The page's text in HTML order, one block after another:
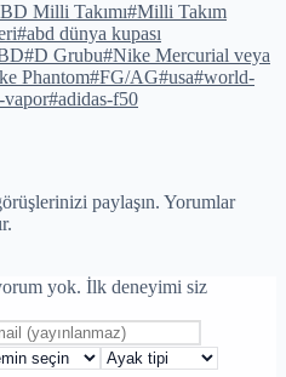
Milli Takımı#Milli Takım
#abd dünya kupası
#D Grubu#Nike Mercurial veya
Phantom#FG/AG#usa#world-
vapor#adidas-f50
paylaşın. Yorumlar
yok. İlk deneyimi siz